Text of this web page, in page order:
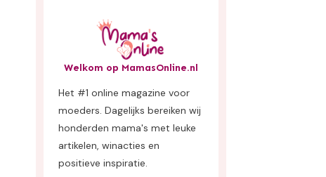
Welkom op MamasOnline.nl
Het #1 online magazine voor
moeders. Dagelijks bereiken wij
honderden mama's met leuke
artikelen, winacties en
positieve inspiratie.